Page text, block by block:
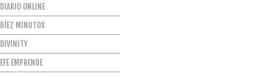
DIARIO ONLINE
DÍEZ MINUTOS
DIVINITY
EFE EMPRENDE